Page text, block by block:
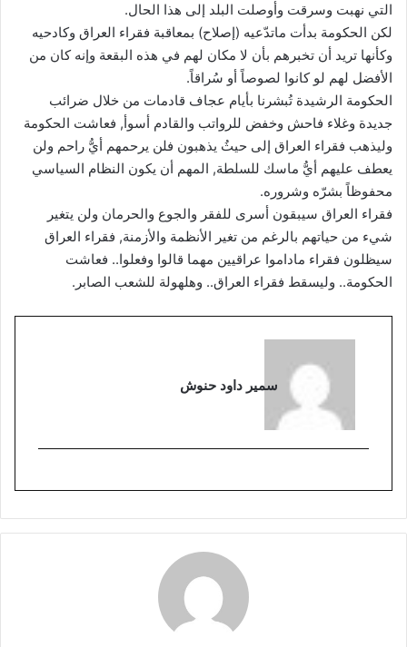
التي نهبت وسرقت وأوصلت البلد إلى هذا الحال.
لكن الحكومة بدأت ماتدّعيه (إصلاح) بمعاقبة فقراء العراق وكادحيه
وكأنها تريد أن تخبرهم بأن لا مكان لهم في هذه البقعة وإنه كان من
الأفضل لهم لو كانوا لصوصاً أو سُراقاً.
الحكومة الرشيدة تُبشرنا بأيام عجاف قادمات من خلال ضرائب
جديدة وغلاء فاحش وخفض للرواتب والقادم أسوأ, فعاشت الحكومة
وليذهب فقراء العراق إلى حيثُ يذهبون فلن يرحمهم أيُّ راحم ولن
يعطف عليهم أيُّ ماسك للسلطة, المهم أن يكون النظام السياسي
محفوظاً بشرّه وشروره.
فقراء العراق سيبقون أسرى للفقر والجوع والحرمان ولن يتغير
شيء من حياتهم بالرغم من تغير الأنظمة والأزمنة, فقراء العراق
سيظلون فقراء ماداموا عراقيين مهما قالوا وفعلوا.. فعاشت
الحكومة.. وليسقط فقراء العراق.. وهلهولة للشعب الصابر.
سمير داود حنوش